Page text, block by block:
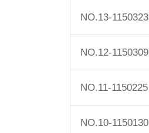
NO.13-1150323
NO.12-1150309
NO.11-1150225
NO.10-1150130